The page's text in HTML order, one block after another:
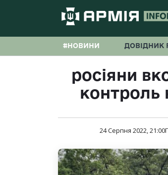
#НОВИНИ ДОВІДНИК
росіяни
контроль
24 Серпня 2022, 21:00